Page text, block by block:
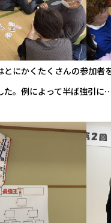
とにかくたくさんの参加
た。例によって半ば強引